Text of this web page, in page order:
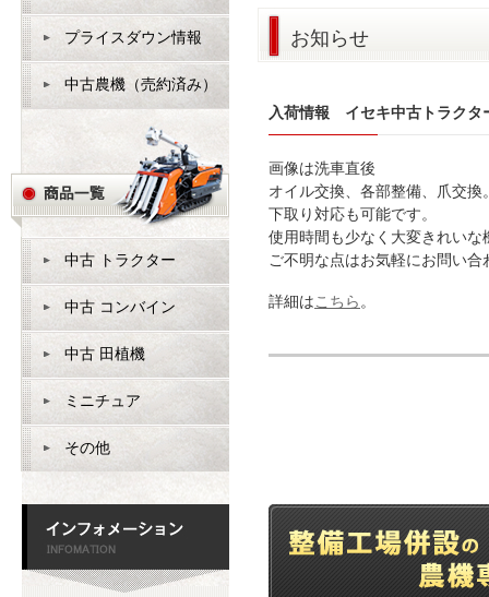
お知らせ
入荷情報 イセキ中古トラク
画像は洗車直後
オイル交換、各部整備、爪交
下取り対応も可能です。
使用時間も少なく大変きれいな
ご不明な点はお気軽にお問い合
詳細はこちら 。
プライスダウン情報
中古農機（売約済み）
中古 トラクター
中古 コンバイン
中古 田植機
ミニチュア
その他